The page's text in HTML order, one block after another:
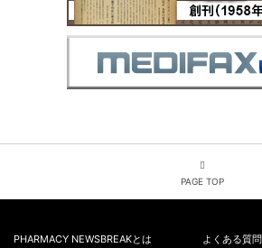
PAGE TOP
PHARMACY NEWSBREAKとは よくある質問